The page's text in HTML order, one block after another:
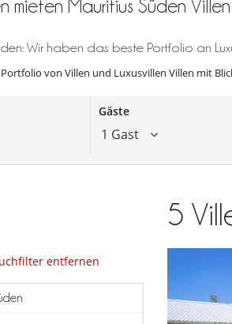
mieten Mauritius Süden
Wir haben das beste Portfolio an
von Villen und Luxusvillen Villen mit
Gäste
1 Gast
entfernen
5